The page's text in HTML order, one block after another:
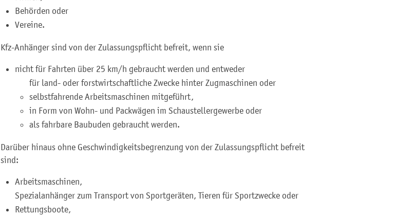
Behörden oder
Vereine.
Kfz-Anhänger sind von der Zulassungspflicht befreit, wenn sie
nicht für Fahrten über 25 km/h gebraucht werden und entweder
für land- oder forstwirtschaftliche Zwecke hinter Zugmaschinen oder
selbstfahrende Arbeitsmaschinen mitgeführt,
in Form von Wohn- und Packwägen im Schaustellergewerbe oder
als fahrbare Baubuden gebraucht werden.
Darüber hinaus ohne Geschwindigkeitsbegrenzung von der Zulassungspflicht befreit
sind:
Arbeitsmaschinen,
Spezialanhänger zum Transport von Sportgeräten, Tieren für Sportzwecke oder
Rettungsboote,